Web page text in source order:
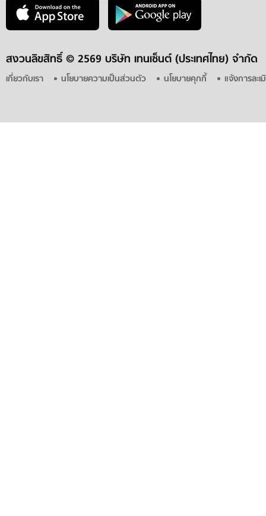
สงวนลิขสิทธิ์ © 2569 บริษัท เทนเซ็นต์ (ประเทศไทย) จำกัด
เกี่ยวกับเรา นโยบายความเป็นส่วนตัว นโยบายคุกกี้ แจ้งการละ